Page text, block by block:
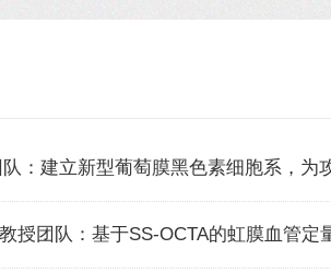
：建立新型葡萄膜黑色素细胞系，为